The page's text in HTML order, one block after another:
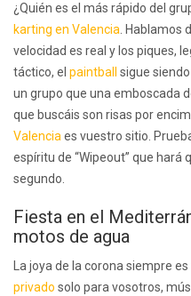
¿Quién es el más rápido del
karting en Valencia .
velocidad es real y los piques,
táctico, el paintball
sigue
un grupo que una emboscada
que buscáis son risas por
Valencia es vuestro sitio.
espíritu de “Wipeout” que hará
segundo.
Fiesta en el
motos de agua
La joya de la corona siempre
privado solo para vosotros,